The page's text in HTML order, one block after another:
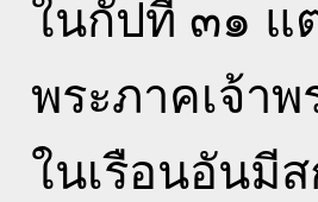
ในกัปที่ ๓๑ แ
พระภาคเจ้า
ในเรือนอันมี